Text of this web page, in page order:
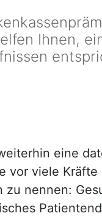
Ihnen,
eine
vor viele
nennen: